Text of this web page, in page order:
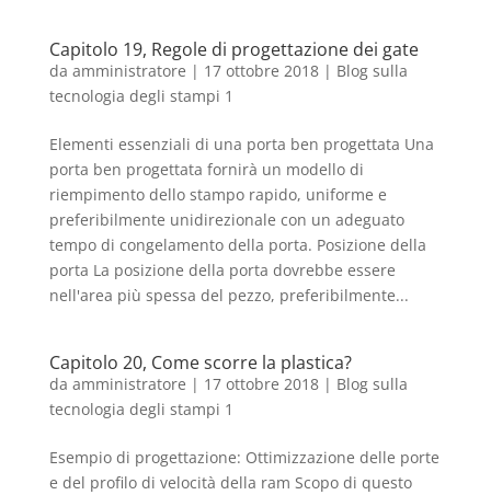
Capitolo 19, Regole di progettazione dei gate
da amministratore | 17 ottobre 2018| Blog sulla
tecnologia degli stampi 1
Elementi essenziali di una porta ben progettata Una
porta ben progettata fornirà un modello di
riempimento dello stampo rapido, uniforme e
preferibilmente unidirezionale con un adeguato
tempo di congelamento della porta. Posizione della
porta La posizione della porta dovrebbe essere
nell'area più spessa del pezzo, preferibilmente...
Capitolo 20, Come scorre la plastica?
da amministratore | 17 ottobre 2018| Blog sulla
tecnologia degli stampi 1
Esempio di progettazione: Ottimizzazione delle porte
e del profilo di velocità della ram Scopo di questo